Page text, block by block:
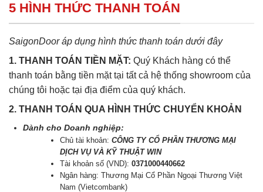
5 HÌNH THỨC THANH TOÁN
SaigonDoor áp dụng hình thức thanh toán dưới đây
1. THANH TOÁN TIỀN MẶT: Quý Khách hàng có thể
thanh toán bằng tiền mặt tại tất cả hệ thống showroom của
chúng tôi hoặc tại địa điểm của quý khách.
2. THANH TOÁN QUA HÌNH THỨC CHUYỂN KHOẢN
Dành cho Doanh nghiệp:
Chủ tài khoản:CÔNG TY CỔ PHẦN THƯƠNG MẠI
DỊCH VỤ VÀ KỸ THUẬT WIN
Tài khoản số (VND):0371000440662
Ngân hàng: Thương Mại Cổ Phần Ngoại Thương Việt
Nam (Vietcombank)